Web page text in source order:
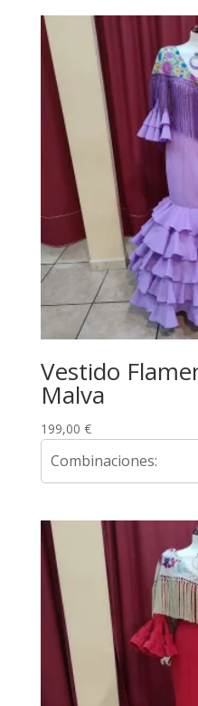
Vestido
Malva
199,00 €
Combinaciones: